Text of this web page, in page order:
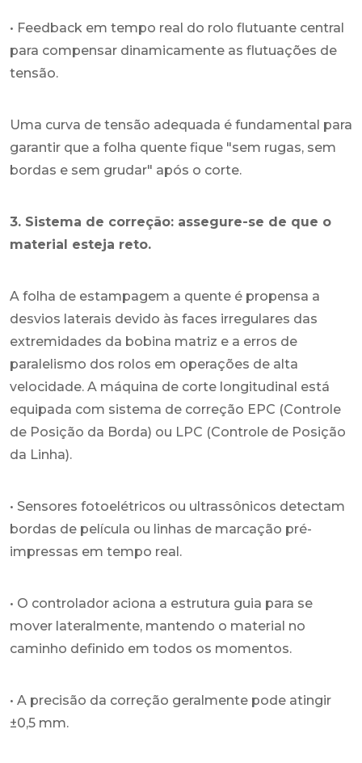
• Feedback em tempo real do rolo flutuante central
para compensar dinamicamente as flutuações de
tensão.
Uma curva de tensão adequada é fundamental para
garantir que a folha quente fique "sem rugas, sem
bordas e sem grudar" após o corte.
3. Sistema de correção: assegure-se de que o
material esteja reto.
A folha de estampagem a quente é propensa a
desvios laterais devido às faces irregulares das
extremidades da bobina matriz e a erros de
paralelismo dos rolos em operações de alta
velocidade. A máquina de corte longitudinal está
equipada com sistema de correção EPC (Controle
de Posição da Borda) ou LPC (Controle de Posição
da Linha).
• Sensores fotoelétricos ou ultrassônicos detectam
bordas de película ou linhas de marcação pré-
impressas em tempo real.
• O controlador aciona a estrutura guia para se
mover lateralmente, mantendo o material no
caminho definido em todos os momentos.
• A precisão da correção geralmente pode atingir
±0,5 mm.